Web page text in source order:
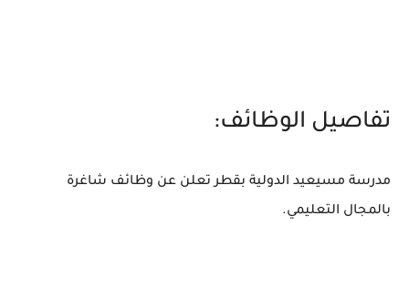
تفاصيل الوظائف:
مدرسة مسيعيد الدولية بقطر تعلن عن وظائف شاغرة
بالمجال التعليمي.